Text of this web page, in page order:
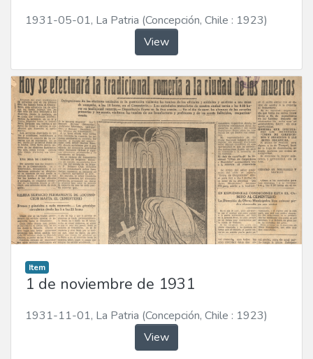
1931-05-01, La Patria (Concepción, Chile : 1923)
View
Item
1 de noviembre de 1931
1931-11-01, La Patria (Concepción, Chile : 1923)
View